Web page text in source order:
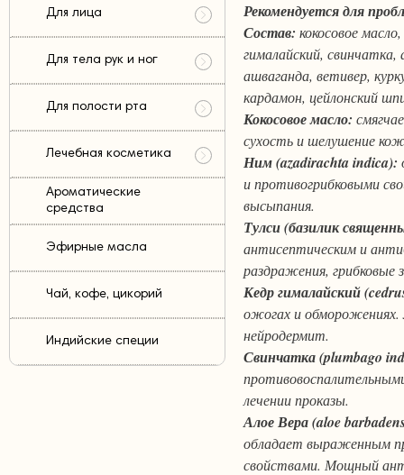
Рекомендуется для
Состав: кокосовое
гималайский, свинчатка,
ашваганда, ветивер,
кардамон, цейлонский
Кокосовое масло:
сухость и шелушение
Ним (azadirachta indica):
и противогрибковыми
высыпания.
Тулси (базилик
антисептическим и
раздражения, грибковые
Кедр гималайский
ожогах и обморожениях.
нейродермит.
Свинчатка (plumbago
лечении проказы.
Алое Вера (aloe
обладает выраженным
свойствами. Мощный
Для лица
Для тела рук и ног
Для полости рта
Лечебная косметика
Ароматические
средства
Эфирные масла
Чай, кофе, цикорий
Индийские специи